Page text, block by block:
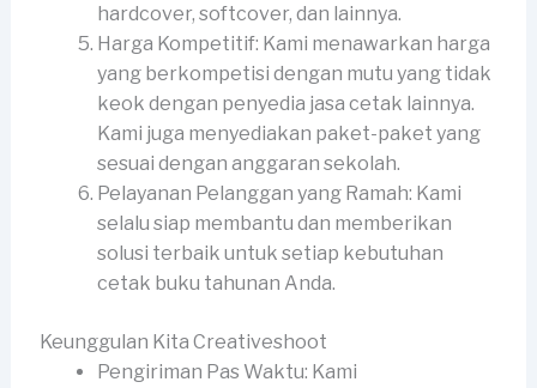
hardcover, softcover, dan lainnya.
Harga Kompetitif: Kami menawarkan harga
yang berkompetisi dengan mutu yang tidak
keok dengan penyedia jasa cetak lainnya.
Kami juga menyediakan paket-paket yang
sesuai dengan anggaran sekolah.
Pelayanan Pelanggan yang Ramah: Kami
selalu siap membantu dan memberikan
solusi terbaik untuk setiap kebutuhan
cetak buku tahunan Anda.
Keunggulan Kita Creativeshoot
Pengiriman Pas Waktu: Kami